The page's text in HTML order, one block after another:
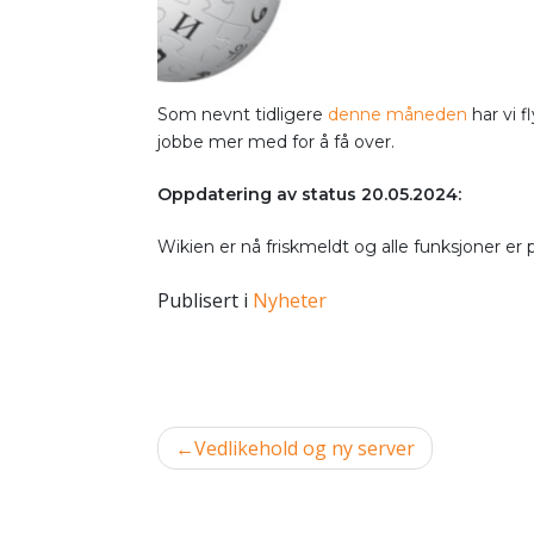
Som nevnt tidligere denne måneden har vi
jobbe mer med for å få over.
Oppdatering av status 20.05.2024:
Wikien er nå friskmeldt og alle funksjoner er
Publisert i Nyheter
Innleggsnavigasjon
Vedlikehold og ny server